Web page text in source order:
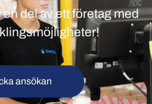
del av ett företag med
ansökan